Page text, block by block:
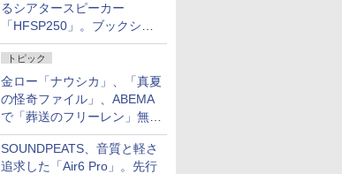
るシアタースピーカー
「HFSP250」。ブックシェ
ルフはペア3万円以下
トピック
金ロー「ナウシカ」、「真夏
の怪奇ファイル」、ABEMA
で「葬送のフリーレン」無料
配信など。夏の特番・配信情
報
SOUNDPEATS、音質と軽さ
追求した「Air6 Pro」。先行